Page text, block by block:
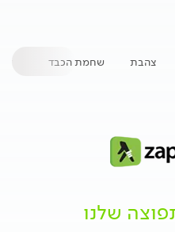
צהבת שחמת הכבד
שלנו